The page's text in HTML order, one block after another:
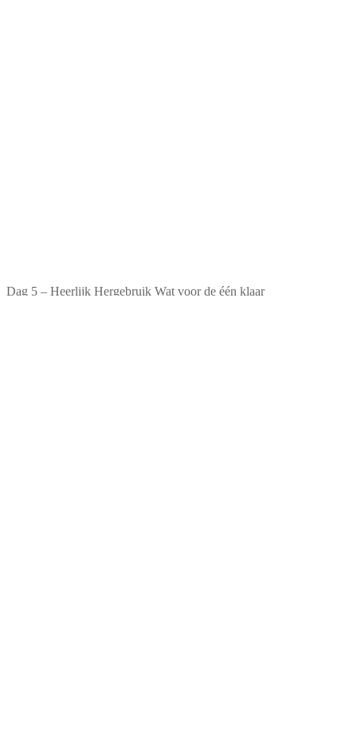
Dag 5 – Heerlijk Hergebruik Wat voor de één klaar